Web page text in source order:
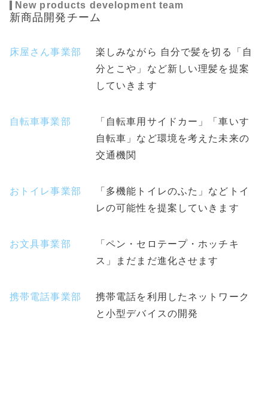
New products development team
新商品開発チーム
床屋さん事業部
楽しみながら 自分で髪を切る「自
分とこや」など新しい理髪を提案
していきます
自転車事業部
「自転車用サイドカー」「車いす
自転車」など環境を考えた未来の
交通機関
おトイレ事業部
「多機能トイレのふた」などトイ
レの可能性を提案していきます
お文具事業部
「ペン・セロテープ・ホッチキ
ス」まだまだ進化させます
携帯電話事業部
携帯電話を利用したネットワーク
と小型デバイスの開発